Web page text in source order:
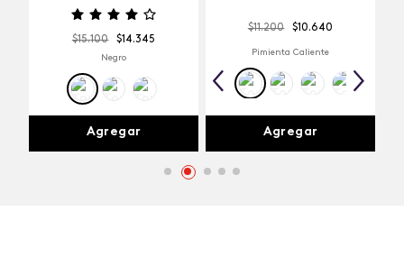
$15.100 $14.345
Negro
Agregar
$11.200 $10.640
Pimienta Caliente
Agregar